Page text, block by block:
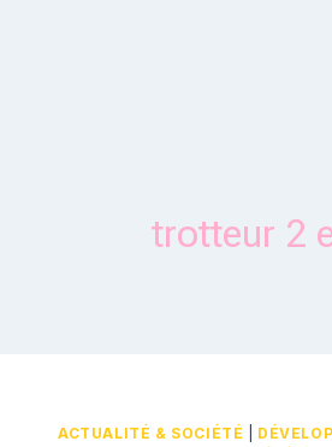
trotteur 2
ACTUALITÉ & SOCIÉTÉ